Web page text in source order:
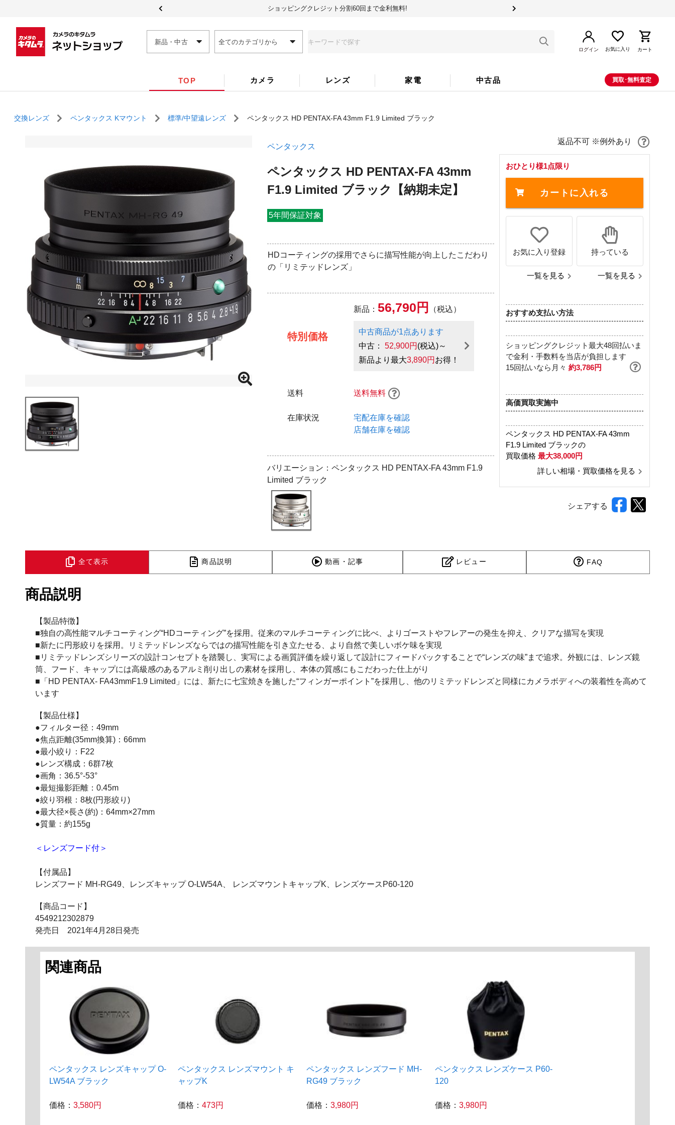
ショッピングクレジット分割60回まで金利無料!
新品・中古 全てのカテゴリから
ログイン お気に入り カート
TOP カメラ レンズ 家電 中古品 買取･無料査定
交換レンズ ペンタックス Kマウント 標準/中望遠レンズ ペンタックス HD PENTAX-FA 43mm F1.9 Limited ブラック
ペンタックス
ペンタックス HD PENTAX-FA 43mm
F1.9 Limited ブラック
【納期未定】
5年間保証対象
HDコーティングの採用でさらに描写性能が向上したこだわり
の「リミテッドレンズ」
特別価格
新品：56,790円 （税込）
中古商品が1点あります
中古：52,900円 (税込)～
新品より最大3,890円 お得！
送料 送料無料
在庫状況
宅配在庫を確認
店舗在庫を確認
バリエーション：ペンタックス HD PENTAX-FA 43mm F1.9
Limited ブラック
返品不可 ※例外あり
おひとり様1点限り
カートに入れる
お気に入り登録
一覧を見る
持っている
一覧を見る
おすすめ支払い方法
ショッピングクレジット最大48回払いま
で金利・手数料を当店が負担します
15回払いなら月々 約3,786円
高価買取実施中
ペンタックス HD PENTAX-FA 43mm
F1.9 Limited ブラックの
買取価格 最大38,000円
詳しい相場・買取価格を見る
シェアする
全て表示 商品説明 動画・記事 レビュー FAQ
商品説明
【製品特徴】
■独自の高性能マルチコーティング“HDコーティング”を採用。従来のマルチコーティングに比べ、よりゴーストやフレアーの発生を抑え、クリアな描写を実現
■新たに円形絞りを採用。リミテッドレンズならではの描写性能を引き立たせる、より自然で美しいボケ味を実現
■リミテッドレンズシリーズの設計コンセプトを踏襲し、実写による画質評価を繰り返して設計にフィードバックすることで“レンズの味”まで追求。外観には、レンズ鏡
筒、フード、キャップには高級感のあるアルミ削り出しの素材を採用し、本体の質感にもこだわった仕上がり
■「HD PENTAX- FA43mmF1.9 Limited」には、新たに七宝焼きを施した“フィンガーポイント”を採用し、他のリミテッドレンズと同様にカメラボディへの装着性を高めて
います
【製品仕様】
●フィルター径：49mm
●焦点距離(35mm換算)：66mm
●最小絞り：F22
●レンズ構成：6群7枚
●画角：36.5°-53°
●最短撮影距離：0.45m
●絞り羽根：8枚(円形絞り)
●最大径×長さ(約)：64mm×27mm
●質量：約155g
＜レンズフード付＞
【付属品】
レンズフード MH-RG49、レンズキャップ O-LW54A、 レンズマウントキャップK、レンズケースP60-120
【商品コード】
4549212302879
発売日 2021年4月28日発売
関連商品
ペンタックス レンズキャップ O-
LW54A ブラック
価格： 3,580円
ペンタックス レンズマウント キ
ャップK
価格： 473円
ペンタックス レンズフード MH-
RG49 ブラック
価格： 3,980円
ペンタックス レンズケース P60-
120
価格： 3,980円